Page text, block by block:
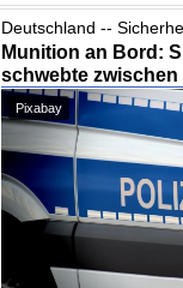
Deutschland --
Munition an Bord:
schwebte
Pixabay